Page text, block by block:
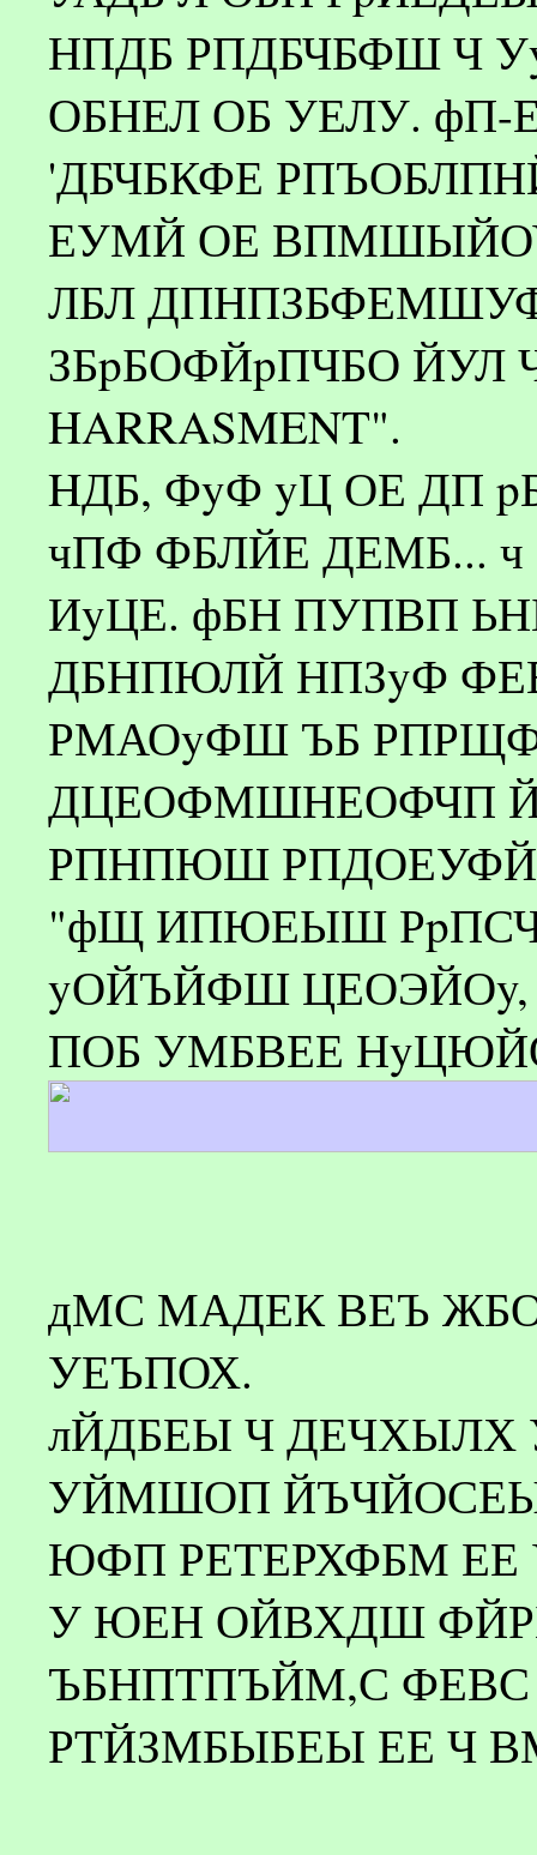
НПДБ РПДБЧБФШ Ч
ОБНЕЛ ОБ УЕЛУ.
'ДБЧБКФЕ
ЕУМЙ ОЕ
ЛБЛ
ЗБpБОФЙpПЧБО ЙУЛ
HARRASMENT".
HДБ, ФyФ yЦ ОЕ ДП
чПФ ФБЛЙЕ ДЕМБ... ч
ИyЦЕ. фБН ПУПВП
ДБНПЮЛЙ НПЗyФ
РМАОyФШ ЪБ
ДЦЕОФМШНЕОФЧП
РПНПЮШ РПДОЕУФЙ
"фЩ ИПЮЕЫШ
yОЙЪЙФШ
ПОБ УМБВЕЕ
дМС МАДЕК ВЕЪ
УЕЪПОХ.
лЙДБЕЫ Ч
УЙМШОП
ЮФП РЕТЕРХФБМ
У ЮЕН ОЙВХДШ
ЪБНПТПЪЙМ,С
РТЙЗМБЫБЕЫ ЕЕ Ч